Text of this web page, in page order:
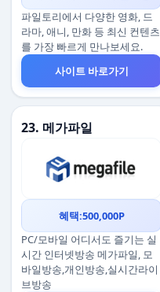
파일토리에서 다양한 영화, 드
라마, 애니, 만화 등 최신 컨텐츠
를 가장 빠르게 만나보세요.
사이트 바로가기
23. 메가파일
혜택:500,000P
PC/모바일 어디서도 즐기는 실
시간 인터넷방송 메가파일, 모
바일방송,개인방송,실시간라이
브방송